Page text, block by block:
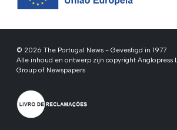
© 2026 The Portugal News - Gevestigd in 1977
Alle inhoud en ontwerp zijn copyright Anglopress
Group of Newspapers